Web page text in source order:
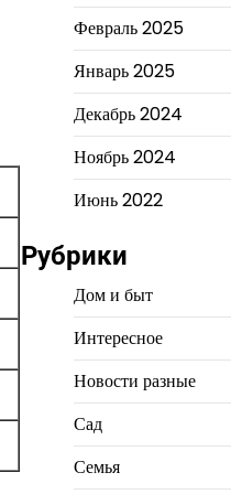
Февраль 2025
Январь 2025
Декабрь 2024
Ноябрь 2024
Июнь 2022
Рубрики
Дом и быт
Интересное
Новости разные
Сад
Семья